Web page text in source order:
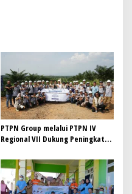
PTPN Group melalui PTPN IV
Regional VII Dukung Peningkatan
Perkebunan Lewat Pelatihan
Avenza Maps di Way Kanan